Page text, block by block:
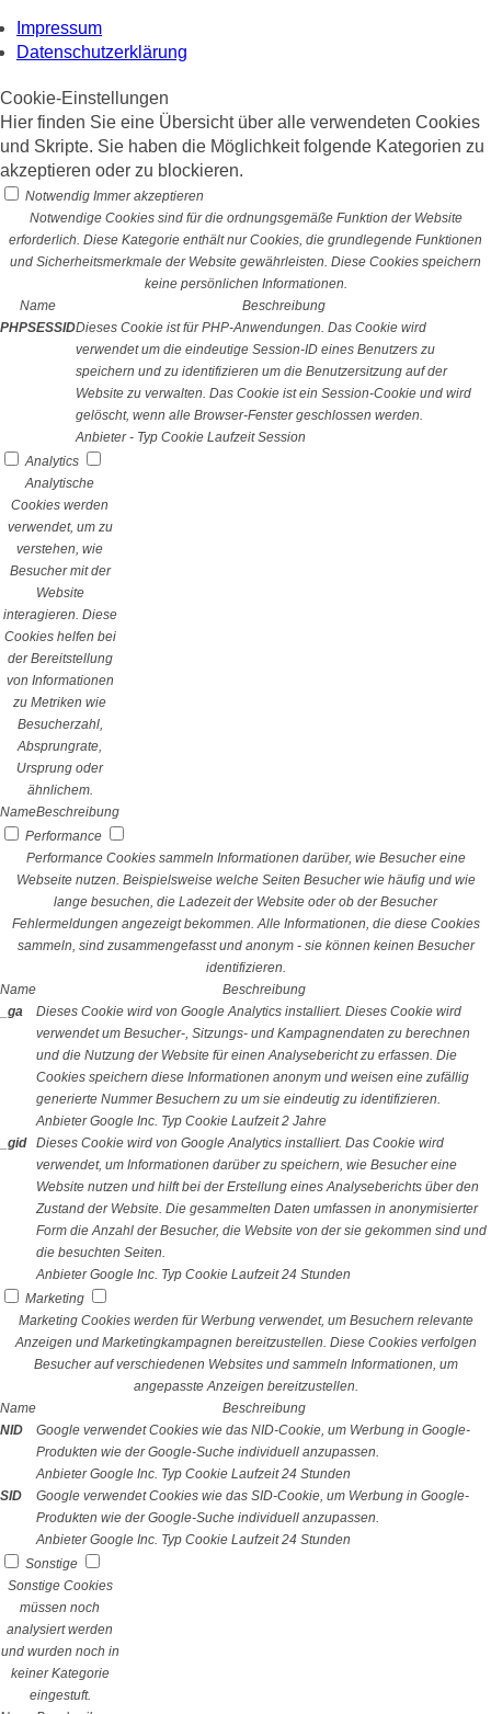
Impressum
Datenschutzerklärung
Cookie-Einstellungen
Hier finden Sie eine Übersicht über alle verwendeten Cookies
und Skripte. Sie haben die Möglichkeit folgende Kategorien zu
akzeptieren oder zu blockieren.
Notwendig Immer akzeptieren
Notwendige Cookies sind für die ordnungsgemäße Funktion der Website
erforderlich. Diese Kategorie enthält nur Cookies, die grundlegende Funktionen
und Sicherheitsmerkmale der Website gewährleisten. Diese Cookies speichern
keine persönlichen Informationen.
Name
Beschreibung
PHPSESSIDDieses Cookie ist für PHP-Anwendungen. Das Cookie wird
verwendet um die eindeutige Session-ID eines Benutzers zu
speichern und zu identifizieren um die Benutzersitzung auf der
Website zu verwalten. Das Cookie ist ein Session-Cookie und wird
gelöscht, wenn alle Browser-Fenster geschlossen werden.
Anbieter - Typ Cookie Laufzeit Session
Analytics
Analytische
Cookies werden
verwendet, um zu
verstehen, wie
Besucher mit der
Website
interagieren. Diese
Cookies helfen bei
der Bereitstellung
von Informationen
zu Metriken wie
Besucherzahl,
Absprungrate,
Ursprung oder
ähnlichem.
NameBeschreibung
Performance
Performance Cookies sammeln Informationen darüber, wie Besucher eine
Webseite nutzen. Beispielsweise welche Seiten Besucher wie häufig und wie
lange besuchen, die Ladezeit der Website oder ob der Besucher
Fehlermeldungen angezeigt bekommen. Alle Informationen, die diese Cookies
sammeln, sind zusammengefasst und anonym - sie können keinen Besucher
identifizieren.
Name
Beschreibung
_ga
Dieses Cookie wird von Google Analytics installiert. Dieses Cookie wird
verwendet um Besucher-, Sitzungs- und Kampagnendaten zu berechnen
und die Nutzung der Website für einen Analysebericht zu erfassen. Die
Cookies speichern diese Informationen anonym und weisen eine zufällig
generierte Nummer Besuchern zu um sie eindeutig zu identifizieren.
Anbieter Google Inc. Typ Cookie Laufzeit 2 Jahre
_gid
Dieses Cookie wird von Google Analytics installiert. Das Cookie wird
verwendet, um Informationen darüber zu speichern, wie Besucher eine
Website nutzen und hilft bei der Erstellung eines Analyseberichts über den
Zustand der Website. Die gesammelten Daten umfassen in anonymisierter
Form die Anzahl der Besucher, die Website von der sie gekommen sind und
die besuchten Seiten.
Anbieter Google Inc. Typ Cookie Laufzeit 24 Stunden
Marketing
Marketing Cookies werden für Werbung verwendet, um Besuchern relevante
Anzeigen und Marketingkampagnen bereitzustellen. Diese Cookies verfolgen
Besucher auf verschiedenen Websites und sammeln Informationen, um
angepasste Anzeigen bereitzustellen.
Name
Beschreibung
NID
Google verwendet Cookies wie das NID-Cookie, um Werbung in Google-
Produkten wie der Google-Suche individuell anzupassen.
Anbieter Google Inc. Typ Cookie Laufzeit 24 Stunden
SID
Google verwendet Cookies wie das SID-Cookie, um Werbung in Google-
Produkten wie der Google-Suche individuell anzupassen.
Anbieter Google Inc. Typ Cookie Laufzeit 24 Stunden
Sonstige
Sonstige Cookies
müssen noch
analysiert werden
und wurden noch in
keiner Kategorie
eingestuft.